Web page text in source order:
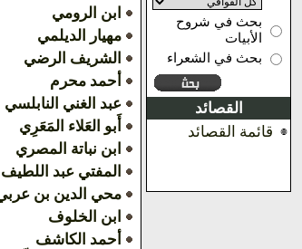
بحث في شروح
الأبيات
بحث في الشعراء
القصائد
قائمة القصائد
ابن الرومي
مهيار الديلمي
الشريف الرضي
أحمد محرم
عبد الغني النابلسي
أَبو العَلاء المَعَرِي
ابن نباتة المصري
المفتي عبد اللطيف
محي الدين بن
ابن الخلوف
أحمد الكاشف